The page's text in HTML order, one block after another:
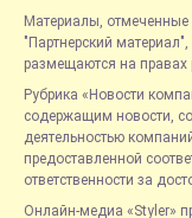
Материалы, отмеченные
"Партнерский
размещаются на правах
Рубрика «Новости
содержащим новости,
деятельностью
предоставленной
ответственности за
Онлайн-медиа «Styler»